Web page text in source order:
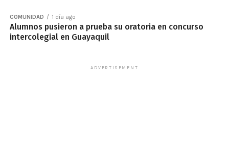
COMUNIDAD 1 día ago
Alumnos pusieron a prueba su oratoria en concurso
intercolegial en Guayaquil
ADVERTISEMENT